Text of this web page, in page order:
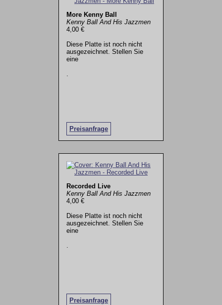
More Kenny Ball
Kenny Ball And His Jazzmen
4,00 €
Diese Platte ist noch nicht
ausgezeichnet. Stellen Sie
eine
Preisanfrage
Recorded Live
Kenny Ball And His Jazzmen
4,00 €
Diese Platte ist noch nicht
ausgezeichnet. Stellen Sie
eine
Preisanfrage
.